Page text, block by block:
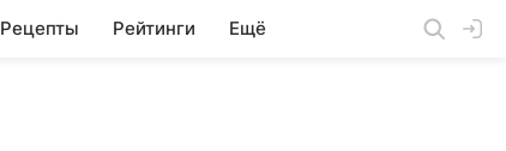
Рецепты Рейтинги Ещё